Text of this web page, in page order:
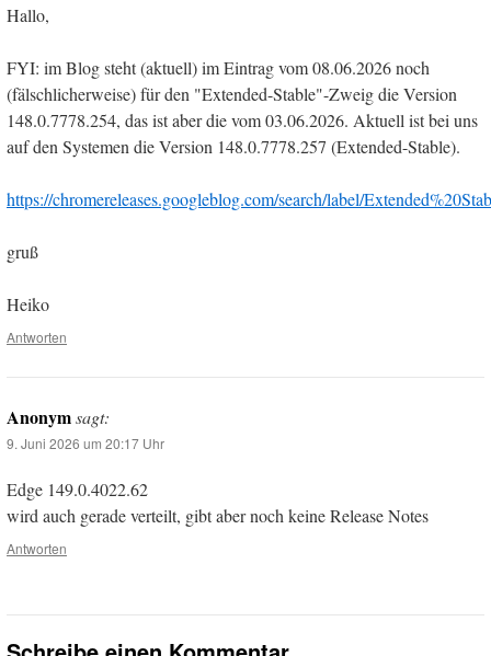
Hallo,
FYI: im Blog steht (aktuell) im Eintrag vom 08.06.2026 noch
(fälschlicherweise) für den "Extended-Stable"-Zweig die Version
148.0.7778.254, das ist aber die vom 03.06.2026. Aktuell ist bei uns
auf den Systemen die Version 148.0.7778.257 (Extended-Stable).
https://chromereleases.googleblog.com/search/label/
gruß
Heiko
Antworten
Anonymsagt:
9. Juni 2026 um 20:17 Uhr
Edge 149.0.4022.62
wird auch gerade verteilt, gibt aber noch keine Release Notes
Antworten